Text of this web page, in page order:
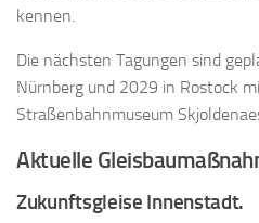
kennen.
Die nächsten Tagungen sind
Nürnberg und 2029 in Rostock
Straßenbahnmuseum
Aktuelle
Zukunftsgleise Innenstadt.